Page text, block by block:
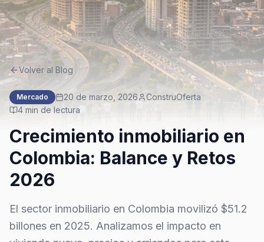
Volver al Blog
Mercado 20 de marzo, 2026
ConstruOferta
4 min de lectura
Crecimiento inmobiliario en
Colombia: Balance y Retos
2026
El sector inmobiliario en Colombia movilizó $51.2
billones en 2025. Analizamos el impacto en